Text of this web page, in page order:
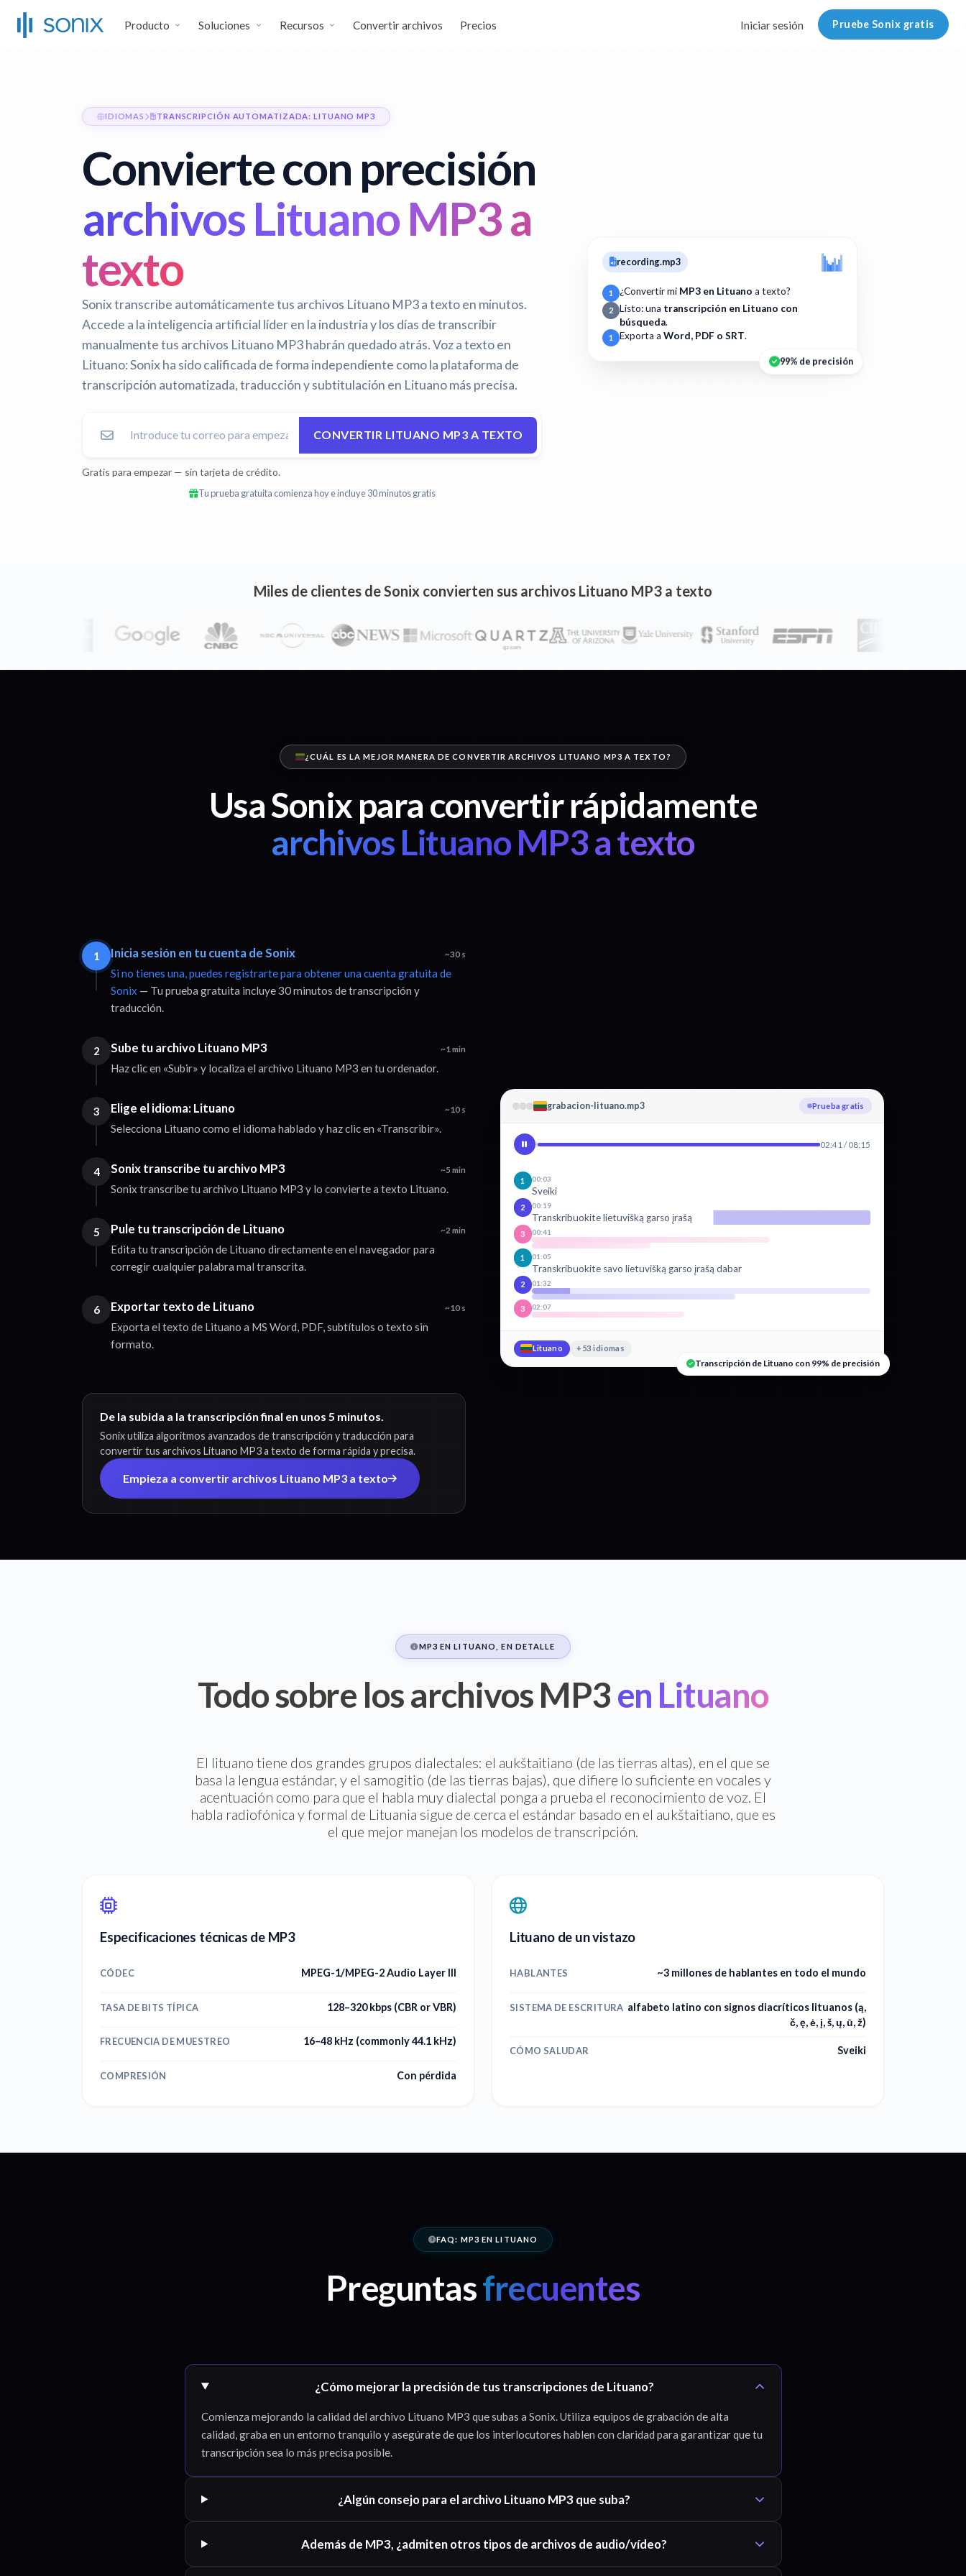
Producto Soluciones Recursos Convertir archivos Precios Iniciar sesión Pruebe Sonix gratis
IDIOMAS TRANSCRIPCIÓN AUTOMATIZADA: LITUANO MP3
Convierte con precisión
archivos Lituano MP3 a
texto
Sonix transcribe automáticamente tus archivos Lituano MP3 a texto en minutos.
Accede a la inteligencia artificial líder en la industria y los días de transcribir
manualmente tus archivos Lituano MP3 habrán quedado atrás.Voz a texto en
Lituano:Sonix ha sido calificada de forma independiente como la plataforma de
transcripción automatizada, traducción y subtitulación en Lituano más precisa.
CONVERTIR LITUANO MP3 A TEXTO
Gratis para empezar — sin tarjeta de crédito.
Tu prueba gratuita comienza hoy e incluye 30 minutos gratis
recording.mp3
1 ¿Convertir mi MP3 en Lituano a texto?
2 Listo: una transcripción en Lituano con
búsqueda.
1 Exporta a Word, PDF o SRT.
99% de precisión
Miles de clientes de Sonix convierten sus archivos Lituano MP3 a texto
¿CUÁL ES LA MEJOR MANERA DE CONVERTIR ARCHIVOS LITUANO MP3 A TEXTO?
Usa Sonix para convertir rápidamente
archivos Lituano MP3 a texto
1 Inicia sesión en tu cuenta de Sonix ~30 s
Si no tienes una, puedes registrarte para obtener una cuenta gratuita de
Sonix — Tu prueba gratuita incluye 30 minutos de transcripción y
traducción.
2 Sube tu archivo Lituano MP3 ~1 min
Haz clic en «Subir» y localiza el archivo Lituano MP3 en tu ordenador.
3 Elige el idioma: Lituano ~10 s
Selecciona Lituano como el idioma hablado y haz clic en «Transcribir».
4 Sonix transcribe tu archivo MP3 ~5 min
Sonix transcribe tu archivo Lituano MP3 y lo convierte a texto Lituano.
5 Pule tu transcripción de Lituano ~2 min
Edita tu transcripción de Lituano directamente en el navegador para
corregir cualquier palabra mal transcrita.
6 Exportar texto de Lituano ~10 s
Exporta el texto de Lituano a MS Word, PDF, subtítulos o texto sin
formato.
De la subida a la transcripción final en unos 5 minutos.
Sonix utiliza algoritmos avanzados de transcripción y traducción para
convertir tus archivos Lituano MP3 a texto de forma rápida y precisa.
Empieza a convertir archivos Lituano MP3 a texto
grabacion-lituano.mp3 Subiendo
02:41 / 08:15
1 00:03
Sveiki
2 00:19
Transkribuokite lietuvišką garso įrašą
3 00:41
1 01:05
Transkribuokite savo lietuvišką garso įrašą dabar
2 01:32
3 02:07
Lituano +53 idiomas
Transcripción de Lituano con 99% de precisión
MP3 EN LITUANO, EN DETALLE
Todo sobre los archivos MP3en Lituano
El lituano tiene dos grandes grupos dialectales: el aukštaitiano (de las tierras altas), en el que se
basa la lengua estándar, y el samogitio (de las tierras bajas), que difiere lo suficiente en vocales y
acentuación como para que el habla muy dialectal ponga a prueba el reconocimiento de voz. El
habla radiofónica y formal de Lituania sigue de cerca el estándar basado en el aukštaitiano, que es
el que mejor manejan los modelos de transcripción.
Especificaciones técnicas de MP3
CÓDEC MPEG-1/MPEG-2 Audio Layer III
TASA DE BITS TÍPICA 128–320 kbps (CBR or VBR)
FRECUENCIA DE MUESTREO 16–48 kHz (commonly 44.1 kHz)
COMPRESIÓN Con pérdida
Lituano de un vistazo
HABLANTES ~3 millones de hablantes en todo el mundo
SISTEMA DE ESCRITURA alfabeto latino con signos diacríticos lituanos (ą,
č, ę, ė, į, š, ų, ū, ž)
CÓMO SALUDAR Sveiki
FAQ: MP3 EN LITUANO
Preguntasfrecuentes
¿Cómo mejorar la precisión de tus transcripciones de Lituano?
Comienza mejorando la calidad del archivo Lituano MP3 que subas a Sonix. Utiliza equipos de grabación de alta
calidad, graba en un entorno tranquilo y asegúrate de que los interlocutores hablen con claridad para garantizar que tu
transcripción sea lo más precisa posible.
¿Algún consejo para el archivo Lituano MP3 que suba?
Además de MP3, ¿admiten otros tipos de archivos de audio/vídeo?